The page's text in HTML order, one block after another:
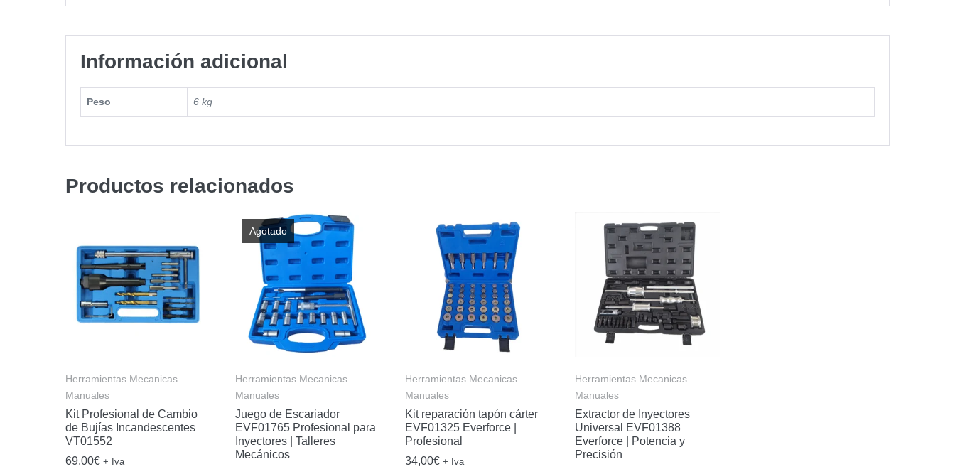
Información adicional
Peso 6 kg
Productos relacionados
Herramientas Mecanicas
Manuales
Kit Profesional de Cambio
de Bujías Incandescentes
VT01552
69,00€ + Iva
Agotado
Herramientas Mecanicas
Manuales
Juego de Escariador
EVF01765 Profesional para
Inyectores | Talleres
Mecánicos
Herramientas Mecanicas
Manuales
Kit reparación tapón cárter
EVF01325 Everforce |
Profesional
34,00€ + Iva
Herramientas Mecanicas
Manuales
Extractor de Inyectores
Universal EVF01388
Everforce | Potencia y
Precisión